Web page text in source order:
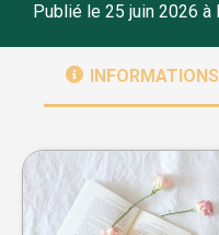
Publié le 25 juin 2026 à
INFORMATIONS